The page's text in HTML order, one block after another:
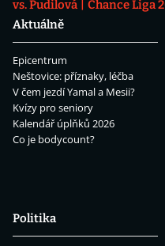
vs. Pudilová
Chance Liga
Aktuálně
Epicentrum
Neštovice: příznaky, léčba
V čem jezdí Yamal a Mesii?
Kvízy pro seniory
Kalendář úplňků 2026
Co je bodycount?
Politika